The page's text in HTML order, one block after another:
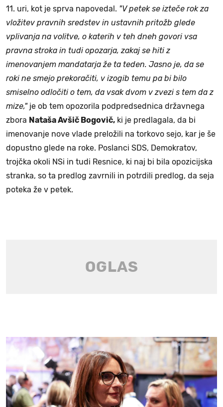
11. uri, kot je sprva napovedal. "V petek se izteče rok za
vložitev pravnih sredstev in ustavnih pritožb glede
vplivanja na volitve, o katerih v teh dneh govori vsa
pravna stroka in tudi opozarja, zakaj se hiti z
imenovanjem mandatarja že ta teden. Jasno je, da se
roki ne smejo prekoračiti, v izogib temu pa bi bilo
smiselno odločiti o tem, da vsak dvom v zvezi s tem da z
mize,"je ob tem opozorila podpredsednica državnega
zbora Nataša Avšič Bogovič, ki je predlagala, da bi
imenovanje nove vlade preložili na torkovo sejo, kar je še
dopustno glede na roke. Poslanci SDS, Demokratov,
trojčka okoli NSi in tudi Resnice, ki naj bi bila opozicijska
stranka, so ta predlog zavrnili in potrdili predlog, da seja
poteka že v petek.